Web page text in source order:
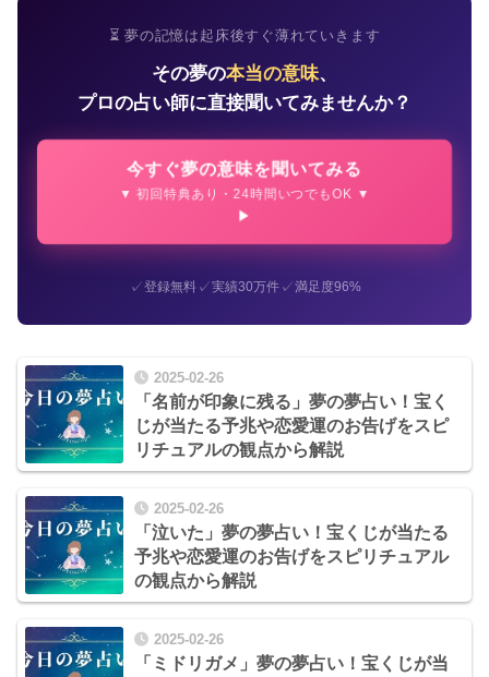
⏳ 夢の記憶は起床後すぐ薄れていきます
その夢の本当の意味、
プロの占い師に直接聞いてみませんか？
今すぐ夢の意味を聞いてみる
▼ 初回特典あり・24時間いつでもOK ▼
✓登録無料✓実績30万件✓満足度96%
2025-02-26
「名前が印象に残る」夢の夢占い！宝く
じが当たる予兆や恋愛運のお告げをスピ
リチュアルの観点から解説
2025-02-26
「泣いた」夢の夢占い！宝くじが当たる
予兆や恋愛運のお告げをスピリチュアル
の観点から解説
2025-02-26
「ミドリガメ」夢の夢占い！宝くじが当